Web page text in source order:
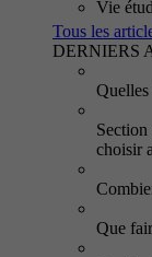
Vie
Tous les
DERNIERS
Quelles
Section
choisir
Que